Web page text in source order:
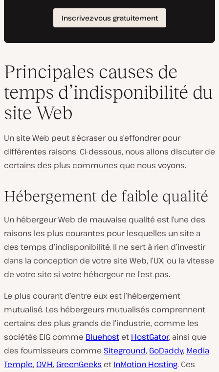
Principales causes de
temps d’indisponibilité du
site Web
Un site Web peut s’écraser ou s’effondrer pour
différentes raisons. Ci-dessous, nous allons discuter de
certains des plus communes que nous voyons.
Hébergement de faible qualité
Un hébergeur Web de mauvaise qualité est l’une des
raisons les plus courantes pour lesquelles un site a
des temps d’indisponibilité. Il ne sert à rien d’investir
dans la conception de votre site Web, l’UX, ou la vitesse
de votre site si votre hébergeur ne l’est pas.
Le plus courant d’entre eux est l’hébergement
mutualisé. Les hébergeurs mutualisés comprennent
certains des plus grands de l’industrie, comme les
sociétés EIG comme Bluehost et HostGator, ainsi que
des fournisseurs comme Siteground, GoDaddy, Media
Temple, OVH, GreenGeeks et InMotion Hosting. Ces